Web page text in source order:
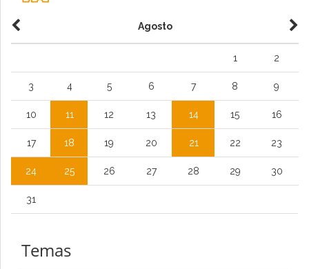
Agosto
1 2
3 4 5 6 7 8 9
10 11 12 13 14 15 16
17 18 19 20 21 22 23
24 25 26 27 28 29 30
31
Temas